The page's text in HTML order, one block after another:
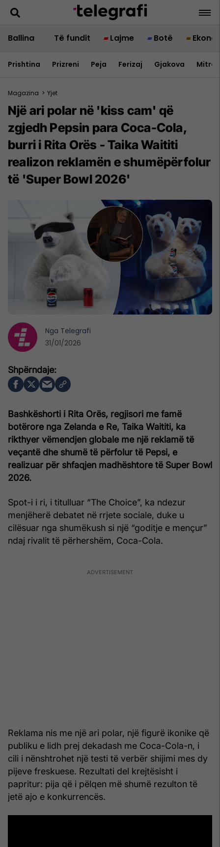
Ballina Të fundit Lajme Botë
Prishtina Prizreni Peja Ferizaj Gjakova
Magazina > Yjet
Një ari polar në 'kiss cam' që
zgjedh Pepsin para Coca-Cola,
burri i Rita Orës - Taika Waititi
realizon reklamën e shumëpërfolur
të 'Super Bowl 2026'
Bashkëshorti i Rita Orës, regjisori me famë
botërore nga Zelanda e Re, Taika Waititi, ka
rikthyer vëmendjen globale me një reklamë të
veçantë dhe shumë të përfolur të Pepsi, e
realizuar për shfaqjen madhështore të Super Bowl
2026.
Spot-i i ri, i titulluar “The Choice”, ka ndezur
menjëherë debatet në rrjete sociale, duke u
cilësuar nga shumëkush si një “goditje e mençur”
ndaj rivalit të përhershëm, Coca-Cola.
Reklama nis me një ari polar, një figurë ikonike që
publiku e lidh prej dekadash me Coca-Cola-n, i
cili i nënshtrohet një testi të verbër shijimi mes dy
pijeve freskuese. Rezultati del krejtësisht i
papritur: pija që i pëlqen më shumë rezulton të
jetë ajo e konkurrencës.
Nga Telegrafi
31/01/2026